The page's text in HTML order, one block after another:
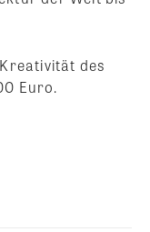
des
Euro.